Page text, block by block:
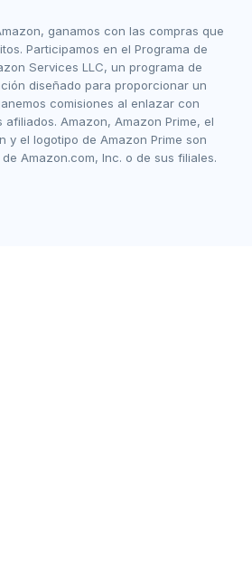
ganamos con las compras que
Participamos en el Programa de
Services LLC, un programa de
diseñado para proporcionar un
comisiones al enlazar con
afiliados. Amazon, Amazon Prime, el
y el logotipo de Amazon Prime son
Amazon.com, Inc. o de sus filiales.